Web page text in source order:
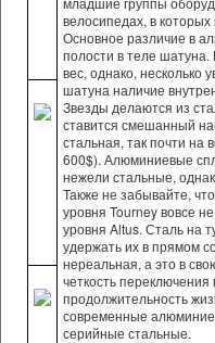
велосипедах, в которых
Основное различие в
полости в теле
вес, однако, несколько
шатуна наличие
Звезды делаются из
ставится смешанный
стальная, так почти на
600$). Алюминиевые
нежели стальные,
Также не забывайте,
уровня Tourney вовсе
уровня Altus. Сталь на
удержать их в прямом
нереальная, а это в
четкость
продолжительность
современные
серийные стальные.